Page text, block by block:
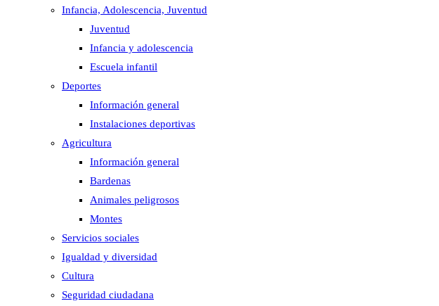
Infancia, Adolescencia, Juventud
Juventud
Infancia y adolescencia
Escuela infantil
Deportes
Información general
Instalaciones deportivas
Agricultura
Información general
Bardenas
Animales peligrosos
Montes
Servicios sociales
Igualdad y diversidad
Cultura
Seguridad ciudadana